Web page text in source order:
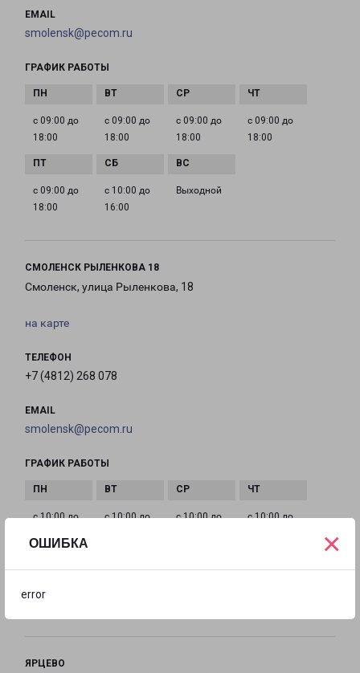
ОШИБКА
error
×
EMAIL
smolensk@pecom.ru
ГРАФИК РАБОТЫ
с 09:00 до
18:00
с 09:00 до
18:00
с 09:00 до
18:00
с 09:00 до
18:00
с 09:00 до
18:00
с 10:00 до
16:00
Выходной
СМОЛЕНСК РЫЛЕНКОВА 18
Смоленск, улица Рыленкова, 18
на карте
ТЕЛЕФОН
+7 (4812) 268 078
EMAIL
smolensk@pecom.ru
ГРАФИК РАБОТЫ
с 10:00 до
с 10:00 до
с 10:00 до
с 10:00 до
ЯРЦЕВО